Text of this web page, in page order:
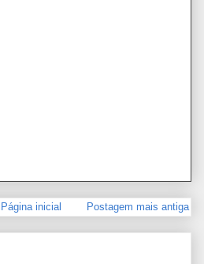
Postagem mais antiga
Página inicial